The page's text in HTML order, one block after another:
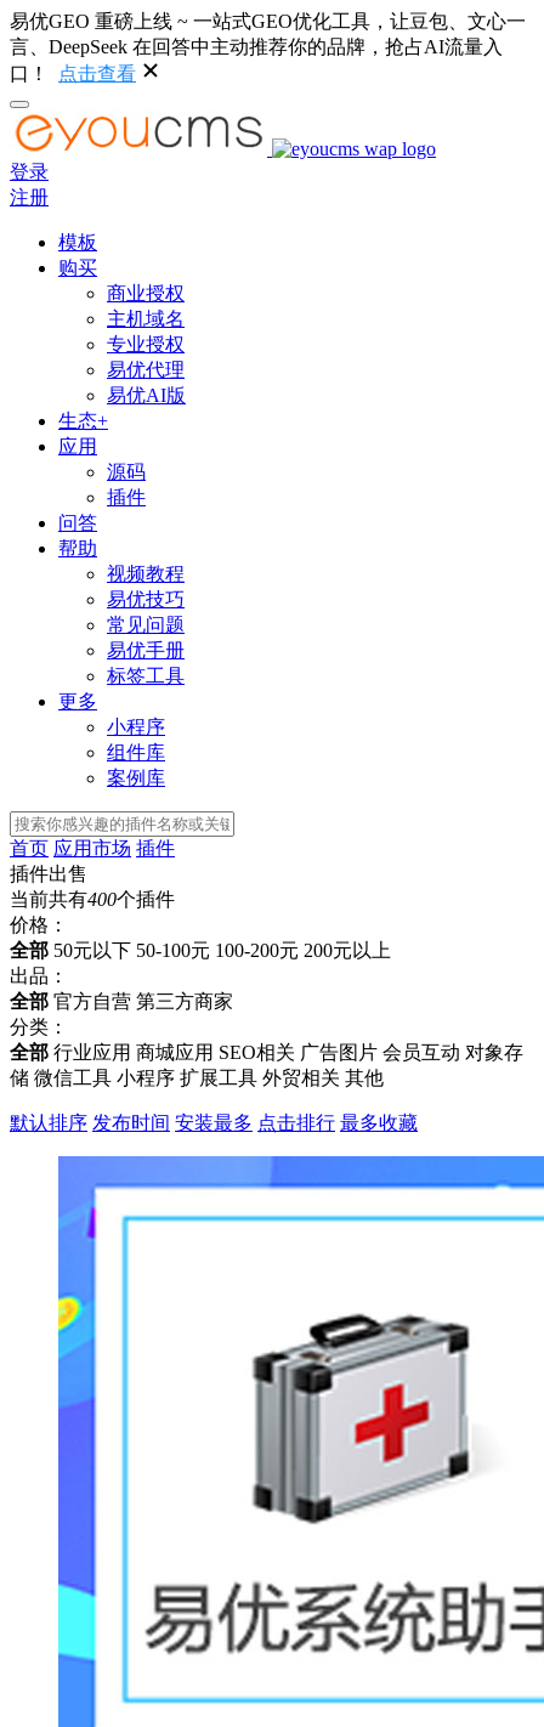
易优GEO 重磅上线 ~ 一站式GEO优化工具，让豆包、文心一
言、DeepSeek 在回答中主动推荐你的品牌，抢占AI流量入
口！
点击查看
登录
注册
模板
购买
商业授权
主机域名
专业授权
易优代理
易优AI版
生态+
应用
源码
插件
问答
帮助
视频教程
易优技巧
常见问题
易优手册
标签工具
更多
小程序
组件库
案例库
首页 应用市场 插件
插件出售
当前共有400个插件
价格 ：
全部 50元以下 50-100元 100-200元 200元以上
出品 ：
全部 官方自营 第三方商家
分类 ：
全部 行业应用 商城应用 SEO相关 广告图片 会员互动 对象存
储 微信工具 小程序 扩展工具 外贸相关 其他
默认排序 发布时间 安装最多 点击排行 最多收藏